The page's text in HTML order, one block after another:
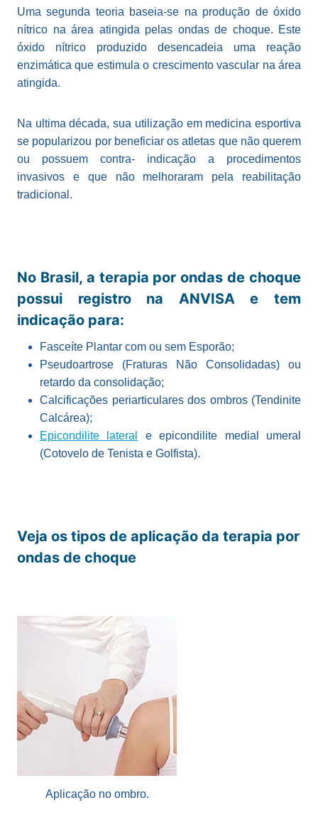
Uma segunda teoria baseia-se na produção de óxido
nítrico na área atingida pelas ondas de choque. Este
óxido nítrico produzido desencadeia uma reação
enzimática que estimula o crescimento vascular na área
atingida.
Na ultima década, sua utilização em medicina esportiva
se popularizou por beneficiar os atletas que não querem
ou possuem contra- indicação a procedimentos
invasivos e que não melhoraram pela reabilitação
tradicional.
No Brasil, a terapia por ondas de choque
possui registro na ANVISA e tem
indicação para:
Fasceíte Plantar com ou sem Esporão;
Pseudoartrose (Fraturas Não Consolidadas) ou
retardo da consolidação;
Calcificações periarticulares dos ombros (Tendinite
Calcárea);
Epicondilite lateral
e epicondilite medial umeral
(Cotovelo de Tenista e Golfista).
Veja os tipos de aplicação da terapia por
ondas de choque
Aplicação no ombro.